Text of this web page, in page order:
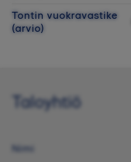
Tontin vuokravastike
(arvio)
Taloyhtiö
Nimi